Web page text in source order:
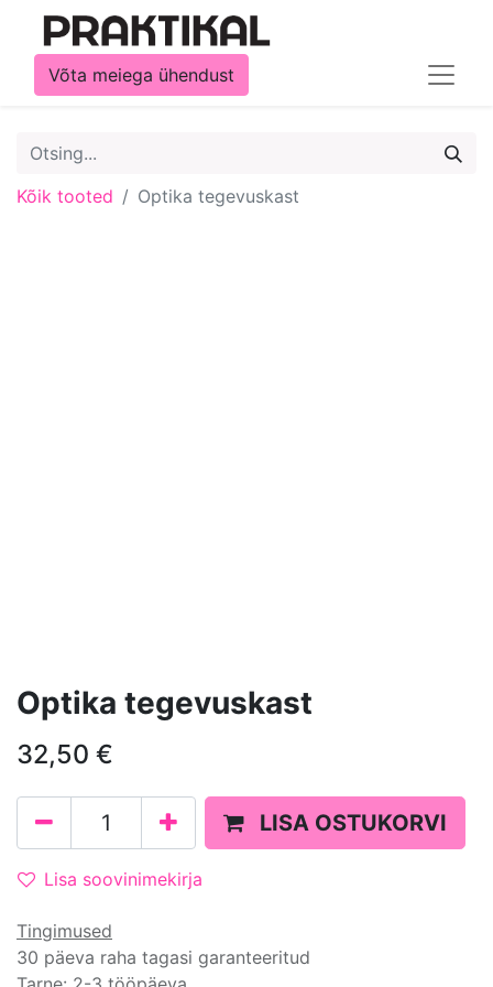
Võta meiega ühendust
Kõik tooted Optika tegevuskast
Optika tegevuskast
32,50 €
LISA OSTUKORVI
Lisa soovinimekirja
Tingimused
30 päeva raha tagasi garanteeritud